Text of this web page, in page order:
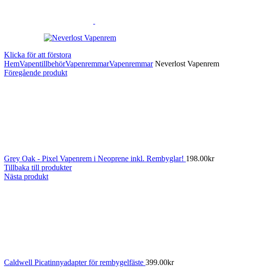
Klicka för att förstora
HemVapentillbehörVapenremmarVapenremmarNeverlost Vapenrem
Föregående produkt
Grey Oak - Pixel Vapenrem i Neoprene inkl. Rembyglar! 198.00kr
Tillbaka till produkter
Nästa produkt
Caldwell Picatinnyadapter för rembygelfäste 399.00kr